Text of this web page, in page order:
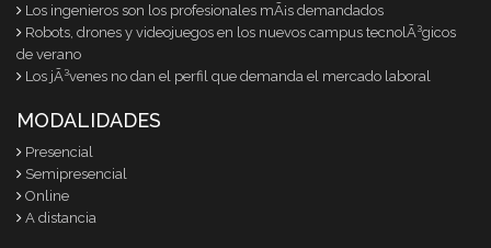
Los ingenieros son los profesionales mÃ¡s demandados
Robots, drones y videojuegos en los nuevos campus tecnolÃ³gicos
de verano
Los jÃ³venes no dan el perfil que demanda el mercado laboral
MODALIDADES
Presencial
Semipresencial
Online
A distancia